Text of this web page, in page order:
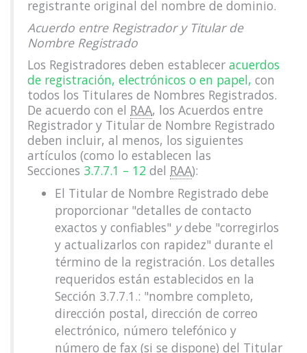
registrante original del nombre de dominio.
Acuerdo entre Registrador y Titular de
Nombre Registrado
Los Registradores deben establecer acuerdos
de registración, electrónicos o en papel, con
todos los Titulares de Nombres Registrados.
De acuerdo con el RAA, los Acuerdos entre
Registrador y Titular de Nombre Registrado
deben incluir, al menos, los siguientes
artículos (como lo establecen las
Secciones 3.7.7.1 – 12 del RAA):
El Titular de Nombre Registrado debe
proporcionar "detalles de contacto
exactos y confiables" ydebe "corregirlos
y actualizarlos con rapidez" durante el
término de la registración. Los detalles
requeridos están establecidos en la
Sección 3.7.7.1.: "nombre completo,
dirección postal, dirección de correo
electrónico, número telefónico y
número de fax (si se dispone) del Titular